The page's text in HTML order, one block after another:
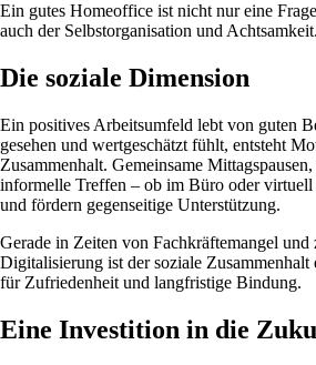
Ein gutes Homeoffice ist nicht nur eine
auch der Selbstorganisation und Achtsamkeit.
Die soziale Dimension
Ein positives Arbeitsumfeld lebt von guten
gesehen und wertgeschätzt fühlt, entsteht
Zusammenhalt. Gemeinsame
informelle Treffen – ob im Büro oder virtuell
und fördern gegenseitige Unterstützung.
Gerade in Zeiten von Fachkräftemangel und
Digitalisierung ist der soziale Zusammenhalt
für Zufriedenheit und langfristige Bindung.
Eine Investition in die